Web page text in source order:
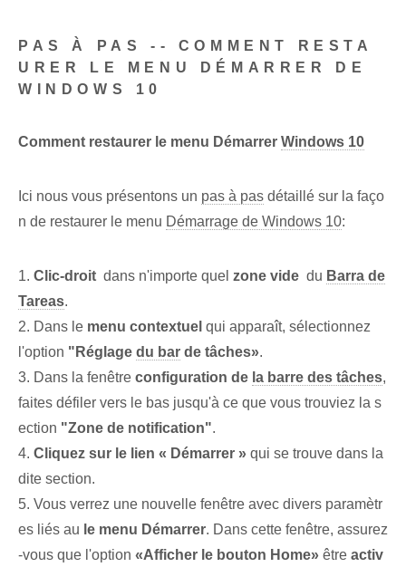
PAS À PAS -- COMMENT RESTA
URER LE MENU DÉMARRER DE
WINDOWS 10
Comment restaurer le menu Démarrer Windows 10
Ici nous vous présentons un pas à pas ‍détaillé sur la faço
n de restaurer le menu Démarrage de Windows 10:
1. Clic-droit ⁣ dans n'importe quel zone vide ⁣ du Barra de
Tareas.
2. Dans le menu contextuel ⁤qui apparaît, ⁢sélectionnez
l'option "Réglage du bar de ‌tâches».
3. Dans la fenêtre configuration de la barre des tâches,
‌faites défiler vers le bas jusqu'à ce que vous trouviez la s
ection "Zone de notification".
4. Cliquez sur le lien « Démarrer » qui se trouve dans la
dite section.
5. Vous verrez une nouvelle fenêtre avec divers paramètr
es liés au le menu Démarrer. Dans cette fenêtre, assurez
-vous que l'option «Afficher le bouton ⁤Home» être activ